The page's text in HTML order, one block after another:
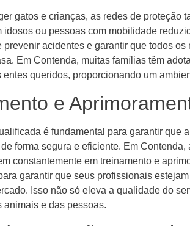
gatos e crianças, as redes de proteção
idosos ou pessoas com mobilidade
prevenir acidentes e garantir que todos os
Em Contenda, muitas famílias têm
entes queridos, proporcionando um
e
é fundamental para garantir que
forma segura e eficiente. Em
constantemente em treinamento e
garantir que seus profissionais
Isso não só eleva a qualidade do
animais e das pessoas.